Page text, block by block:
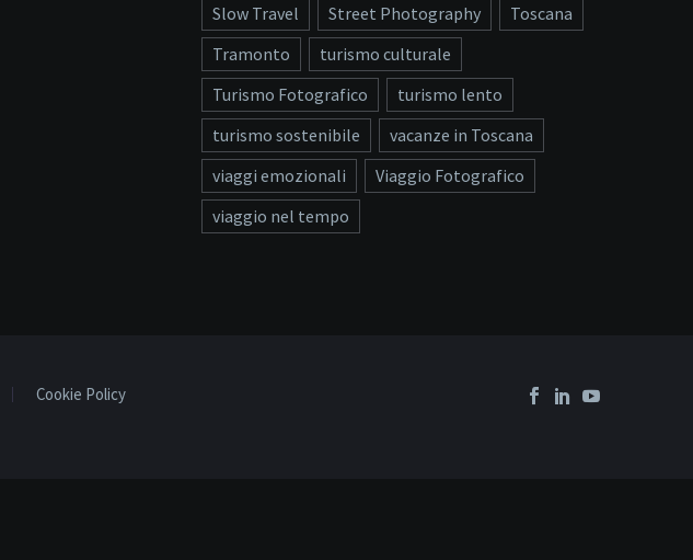
Slow Travel
Street Photography
Toscana
Tramonto
turismo culturale
Turismo Fotografico
turismo lento
turismo sostenibile
vacanze in Toscana
viaggi emozionali
Viaggio Fotografico
viaggio nel tempo
Cookie Policy